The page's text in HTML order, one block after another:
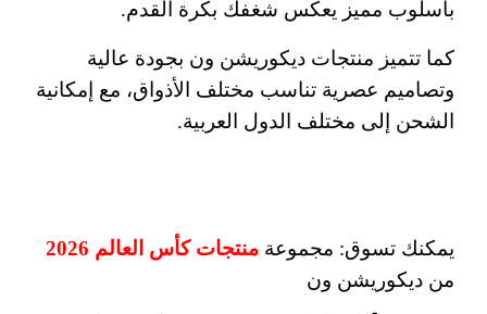
بأسلوب مميز يعكس شغفك بكرة القدم.
كما تتميز منتجات ديكوريشن ون بجودة عالية
وتصاميم عصرية تناسب مختلف الأذواق، مع إمكانية
الشحن إلى مختلف الدول العربية.
يمكنك تسوق: مجموعة منتجات كأس العالم 2026
من ديكوريشن ون